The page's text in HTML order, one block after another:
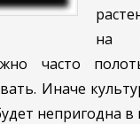
на
часто
Иначе
непригодна в